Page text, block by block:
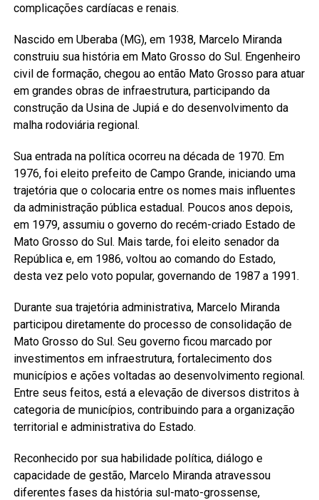
complicações cardíacas e renais.
Nascido em Uberaba (MG), em 1938, Marcelo Miranda
construiu sua história em Mato Grosso do Sul. Engenheiro
civil de formação, chegou ao então Mato Grosso para atuar
em grandes obras de infraestrutura, participando da
construção da Usina de Jupiá e do desenvolvimento da
malha rodoviária regional.
Sua entrada na política ocorreu na década de 1970. Em
1976, foi eleito prefeito de Campo Grande, iniciando uma
trajetória que o colocaria entre os nomes mais influentes
da administração pública estadual. Poucos anos depois,
em 1979, assumiu o governo do recém-criado Estado de
Mato Grosso do Sul. Mais tarde, foi eleito senador da
República e, em 1986, voltou ao comando do Estado,
desta vez pelo voto popular, governando de 1987 a 1991.
Durante sua trajetória administrativa, Marcelo Miranda
participou diretamente do processo de consolidação de
Mato Grosso do Sul. Seu governo ficou marcado por
investimentos em infraestrutura, fortalecimento dos
municípios e ações voltadas ao desenvolvimento regional.
Entre seus feitos, está a elevação de diversos distritos à
categoria de municípios, contribuindo para a organização
territorial e administrativa do Estado.
Reconhecido por sua habilidade política, diálogo e
capacidade de gestão, Marcelo Miranda atravessou
diferentes fases da história sul-mato-grossense,